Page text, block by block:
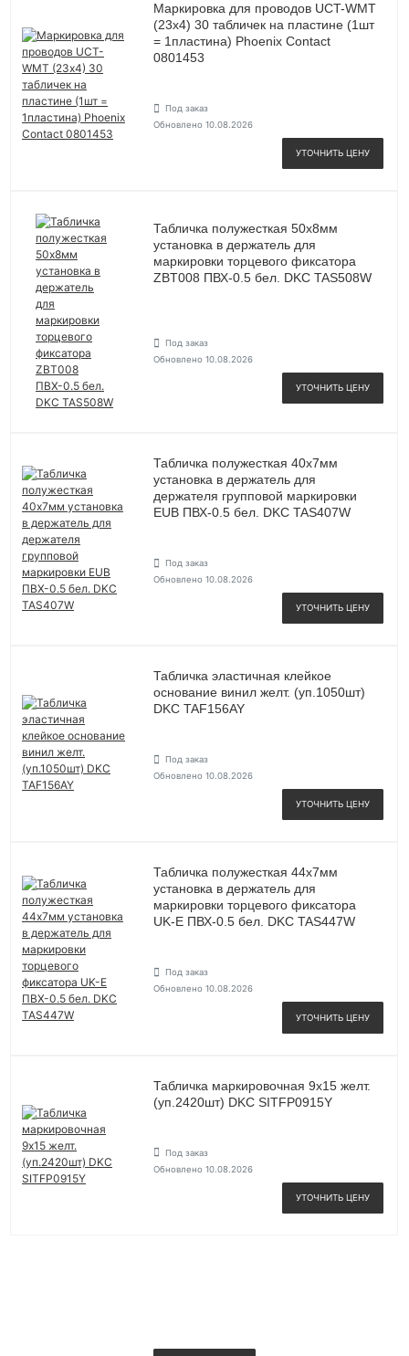
Маркировка для проводов UCT-WMT
(23х4) 30 табличек на пластине (1шт
= 1пластина) Phoenix Contact
0801453
Под заказ
Обновлено 10.08.2026
УТОЧНИТЬ ЦЕНУ
Табличка полужесткая 50х8мм
установка в держатель для
маркировки торцевого фиксатора
ZBT008 ПВХ-0.5 бел. DKC TAS508W
Под заказ
Обновлено 10.08.2026
УТОЧНИТЬ ЦЕНУ
Табличка полужесткая 40х7мм
установка в держатель для
держателя групповой маркировки
EUB ПВХ-0.5 бел. DKC TAS407W
Под заказ
Обновлено 10.08.2026
УТОЧНИТЬ ЦЕНУ
Табличка эластичная клейкое
основание винил желт. (уп.1050шт)
DKC TAF156AY
Под заказ
Обновлено 10.08.2026
УТОЧНИТЬ ЦЕНУ
Табличка полужесткая 44х7мм
установка в держатель для
маркировки торцевого фиксатора
UK-E ПВХ-0.5 бел. DKC TAS447W
Под заказ
Обновлено 10.08.2026
УТОЧНИТЬ ЦЕНУ
Табличка маркировочная 9х15 желт.
(уп.2420шт) DKC SITFP0915Y
Под заказ
Обновлено 10.08.2026
УТОЧНИТЬ ЦЕНУ